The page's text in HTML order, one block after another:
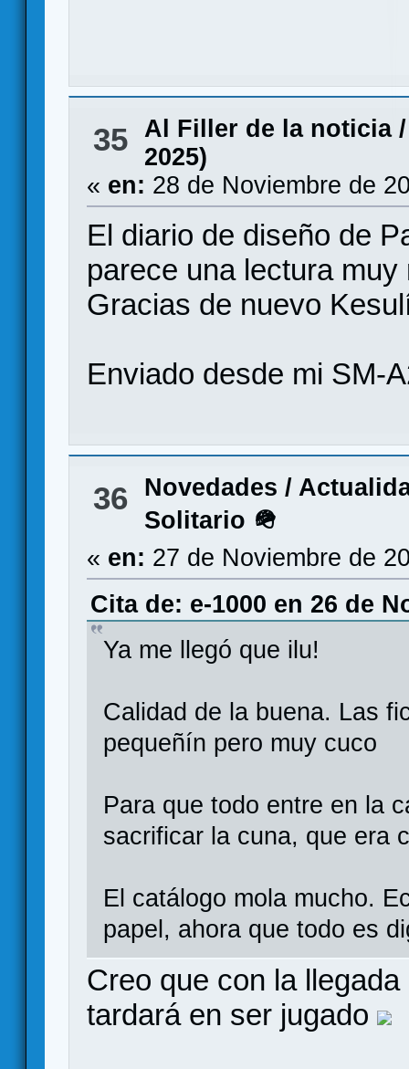
35 Al Filler de la noticia
2025)
« en: 28 de Noviembre de
El diario de diseño de
parece una lectura
Gracias de nuevo
Enviado desde mi SM-
36
Novedades /
Solitario 🪖
« en: 27 de Noviembre de
Cita de: e-1000 en 26 de
Ya me llegó que ilu!
Calidad de la buena. Las
pequeñín pero muy cuco
Para que todo entre en la
sacrificar la cuna, que era
El catálogo mola mucho.
papel, ahora que todo es
Creo que con la
tardará en ser jugado